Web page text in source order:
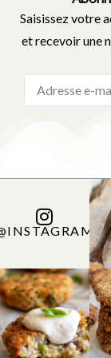
Saisissez votre
et recevoir une